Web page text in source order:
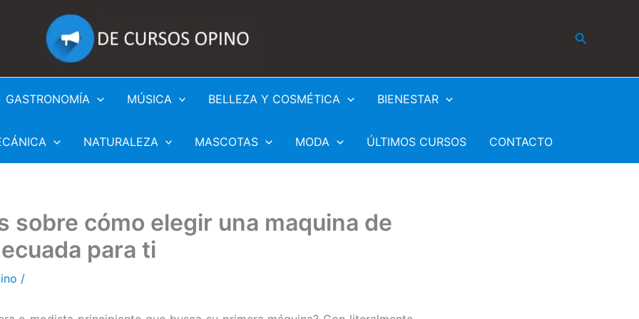
Buscar
GASTRONOMÍA MÚSICA BELLEZA Y COSMÉTICA BIENESTAR
NATURALEZA MASCOTAS MODA ÚLTIMOS CURSOS CONTACTO
sobre cómo elegir una maquina de
para ti
/